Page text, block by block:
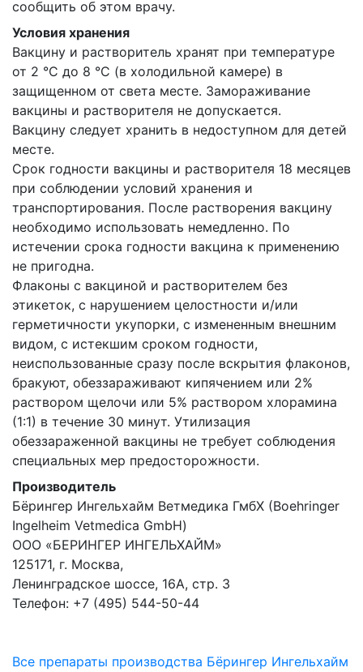
сообщить об этом врачу.
Условия хранения
Вакцину и растворитель хранят при температуре
от 2 °С до 8 °С (в холодильной камере) в
защищенном от света месте. Замораживание
вакцины и растворителя не допускается.
Вакцину следует хранить в недоступном для детей
месте.
Срок годности вакцины и растворителя 18 месяцев
при соблюдении условий хранения и
транспортирования. После растворения вакцину
необходимо использовать немедленно. По
истечении срока годности вакцина к применению
не пригодна.
Флаконы с вакциной и растворителем без
этикеток, с нарушением целостности и/или
герметичности укупорки, с измененным внешним
видом, с истекшим сроком годности,
неиспользованные сразу после вскрытия флаконов,
бракуют, обеззараживают кипячением или 2%
раствором щелочи или 5% раствором хлорамина
(1:1) в течение 30 минут. Утилизация
обеззараженной вакцины не требует соблюдения
специальных мер предосторожности.
Производитель
Бёрингер Ингельхайм Ветмедика ГмбХ (Boehringer
Ingelheim Vetmedica GmbH)
ООО «БЕРИНГЕР ИНГЕЛЬХАЙМ»
125171, г. Москва,
Ленинградское шоссе, 16А, стр. 3
Телефон: +7 (495) 544-50-44
Все препараты производства Бёрингер Ингельхайм